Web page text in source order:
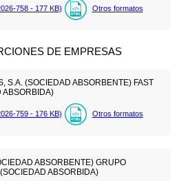
758 - 177 KB) Otros formatos
DE EMPRESAS
S.A. (SOCIEDAD ABSORBENTE) FAST
ABSORBIDA)
759 - 176 KB) Otros formatos
ABSORBENTE) GRUPO
ABSORBIDA)